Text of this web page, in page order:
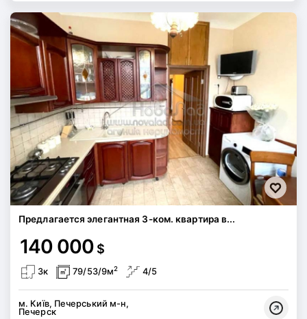
Предлагается элегантная 3-ком. квартира в...
140 000 $
3к 79/53/9м2 4/5
м. Київ, Печерський м-н,
Печерск